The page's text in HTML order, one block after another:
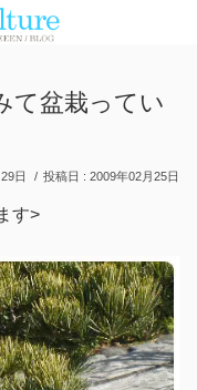
て盆栽ってい
日 2009年02月25日
す>